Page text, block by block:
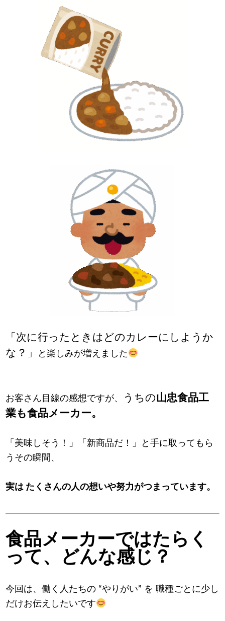
「次に行ったときはどのカレーにしようか
な？」
と楽しみが増えました
お客さん目線の感想ですが、 うちの山忠食品工
業も食品メーカー。
「美味しそう！」「新商品だ！」と手に取ってもら
うその瞬間、
実は たくさんの人の想いや努力がつまっています。
食品メーカーではたらく
って、どんな感じ？
今回は、働く人たちの “やりがい” を 職種ごとに少し
だけお伝えしたいです